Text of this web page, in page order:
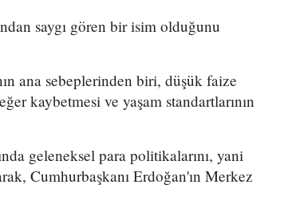
saygı gören bir isim olduğunu
ana sebeplerinden biri, düşük faize
kaybetmesi ve yaşam standartlarının
geleneksel para politikalarını, yani
Cumhurbaşkanı Erdoğan'ın Merkez